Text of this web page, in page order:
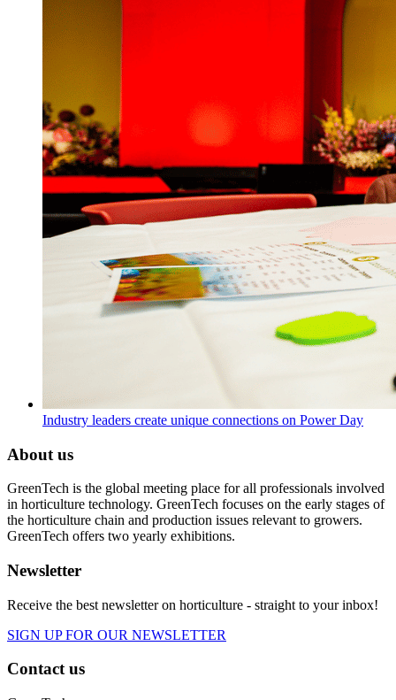
Industry leaders create unique connections on Power Day
About us
GreenTech is the global meeting place for all professionals involved
in horticulture technology. GreenTech focuses on the early stages of
the horticulture chain and production issues relevant to growers.
GreenTech offers two yearly exhibitions.
Newsletter
Receive the best newsletter on horticulture - straight to your inbox!
SIGN UP FOR OUR NEWSLETTER
Contact us